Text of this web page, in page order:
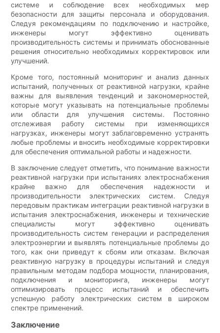
системе и соблюдение всех необходимых мер
безопасности для защиты персонала и оборудования.
Следуя рекомендациям по подключению и настройке,
инженеры могут эффективно оценивать
производительность системы и принимать обоснованные
решения относительно необходимых корректировок или
улучшений.
Кроме того, постоянный мониторинг и анализ данных
испытаний, полученных от реактивной нагрузки, крайне
важны для выявления тенденций и закономерностей,
которые могут указывать на потенциальные проблемы
или области для улучшения системы. Постоянно
отслеживая работу системы при изменяющихся
нагрузках, инженеры могут заблаговременно устранять
любые проблемы и вносить необходимые корректировки
для обеспечения оптимальной работы и надежности.
В заключение следует отметить, что понимание важности
реактивной нагрузки при испытаниях электроснабжения
крайне важно для обеспечения надежности и
производительности электрических систем. Следуя
передовым практикам интеграции реактивной нагрузки в
испытания электроснабжения, инженеры и технические
специалисты могут эффективно оценивать
производительность систем генерации и распределения
электроэнергии и выявлять потенциальные проблемы до
того, как они приведут к сбоям или отказам. Включая
реактивную нагрузку в процедуры испытаний и следуя
правильным методам подбора мощности, планирования,
подключения и мониторинга, инженеры могут
оптимизировать процесс испытаний и обеспечить
успешную работу электрических систем в широком
спектре применений.
Заключение